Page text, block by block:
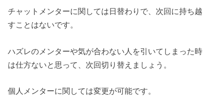
チャットメンターに関しては日替わりで、次回に持ち越
すことはないです。
ハズレのメンターや気が合わない人を引いてしまった時
は仕方ないと思って、次回切り替えましょう。
個人メンターに関しては変更が可能です。